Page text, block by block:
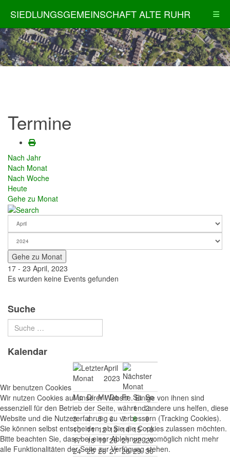
SIEDLUNGSGEMEINSCHAFT ALTE RUHR
Termine
Nach Jahr
Nach Monat
Nach Woche
Heute
Gehe zu Monat
Gehe zu Monat
17 - 23 April, 2023
Es wurden keine Events gefunden
Suche
Kalendar
April
2023
Mo Di Mi Do Fr Sa So
1
2
3
4 5 6 7 8
9
10 11 12 13 14 15 16
17 18 19 20 21 22 23
24 25 26 27 28 29 30
Wir benutzen Cookies
Wir nutzen Cookies auf unserer Website. Einige von ihnen sind
essenziell für den Betrieb der Seite, während andere uns helfen, diese
Website und die Nutzererfahrung zu verbessern (Tracking Cookies).
Sie können selbst entscheiden, ob Sie die Cookies zulassen möchten.
Bitte beachten Sie, dass bei einer Ablehnung womöglich nicht mehr
alle Funktionalitäten der Seite zur Verfügung stehen.